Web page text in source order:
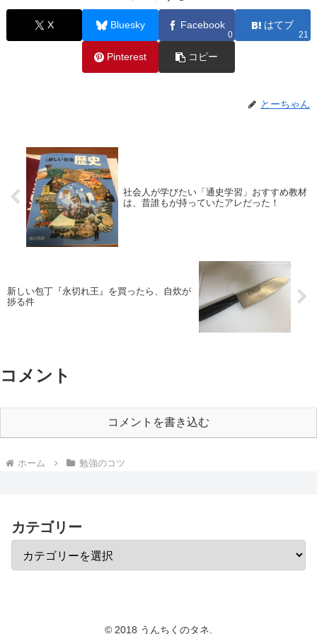
X Bluesky Facebook
0
はてブ
21
Pinterest コピー
とーちゃん
社会人が学びたい「通史学習」おすすめ教材
は、昔誰もが持っていたアレだった！
新しい包丁『永切れ王』を買ったら、自炊が
捗る件
コメント
コメントを書き込む
ホーム 勉強のコツ
カテゴリー
© 2018 うんちくのタネ.